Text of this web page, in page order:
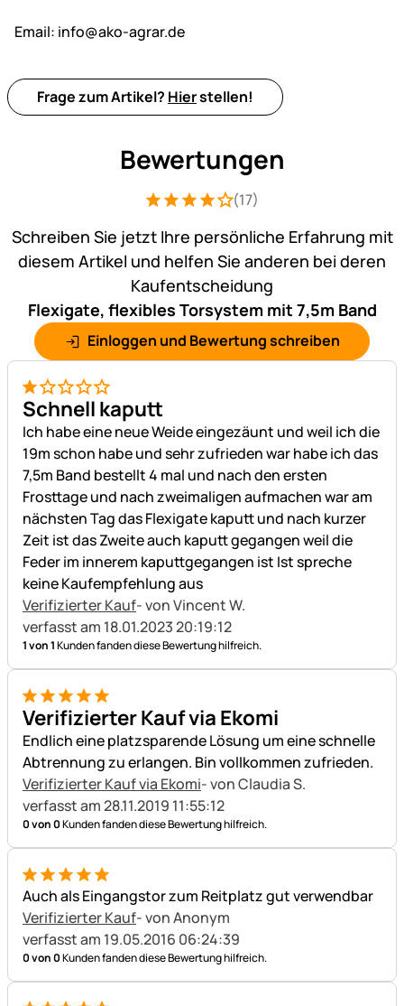
Email: info@ako-agrar.de
Frage zum Artikel? Hierstellen!
Bewertungen
Bewertung: 4 von 5 (17 Bewertungen)
17 Bewertungen
(17)
Schreiben Sie jetzt Ihre persönliche Erfahrung mit
diesem Artikel und helfen Sie anderen bei deren
Kaufentscheidung
Flexigate, flexibles Torsystem mit 7,5m Band
Einloggen und Bewertung schreiben
1 von 5
Schnell kaputt
Ich habe eine neue Weide eingezäunt und weil ich die
19m schon habe und sehr zufrieden war habe ich das
7,5m Band bestellt 4 mal und nach den ersten
Frosttage und nach zweimaligen aufmachen war am
nächsten Tag das Flexigate kaputt und nach kurzer
Zeit ist das Zweite auch kaputt gegangen weil die
Feder im innerem kaputtgegangen ist Ist spreche
keine Kaufempfehlung aus
Verifizierter Kauf- von Vincent W.
verfasst am 18.01.2023 20:19:12
1 von 1Kunden fanden diese Bewertung hilfreich.
5 von 5
Verifizierter Kauf via Ekomi
Endlich eine platzsparende Lösung um eine schnelle
Abtrennung zu erlangen. Bin vollkommen zufrieden.
Verifizierter Kauf via Ekomi- von Claudia S.
verfasst am 28.11.2019 11:55:12
0 von 0Kunden fanden diese Bewertung hilfreich.
5 von 5
Auch als Eingangstor zum Reitplatz gut verwendbar
Verifizierter Kauf- von Anonym
verfasst am 19.05.2016 06:24:39
0 von 0Kunden fanden diese Bewertung hilfreich.